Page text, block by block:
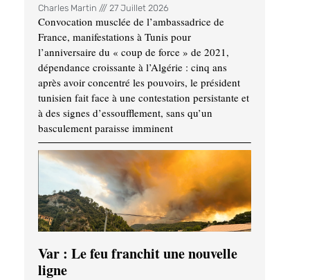
Charles Martin 27 Juillet 2026
Convocation musclée de l’ambassadrice de
France, manifestations à Tunis pour
l’anniversaire du « coup de force » de 2021,
dépendance croissante à l’Algérie : cinq ans
après avoir concentré les pouvoirs, le président
tunisien fait face à une contestation persistante et
à des signes d’essoufflement, sans qu’un
basculement paraisse imminent
Var : Le feu franchit une nouvelle
ligne